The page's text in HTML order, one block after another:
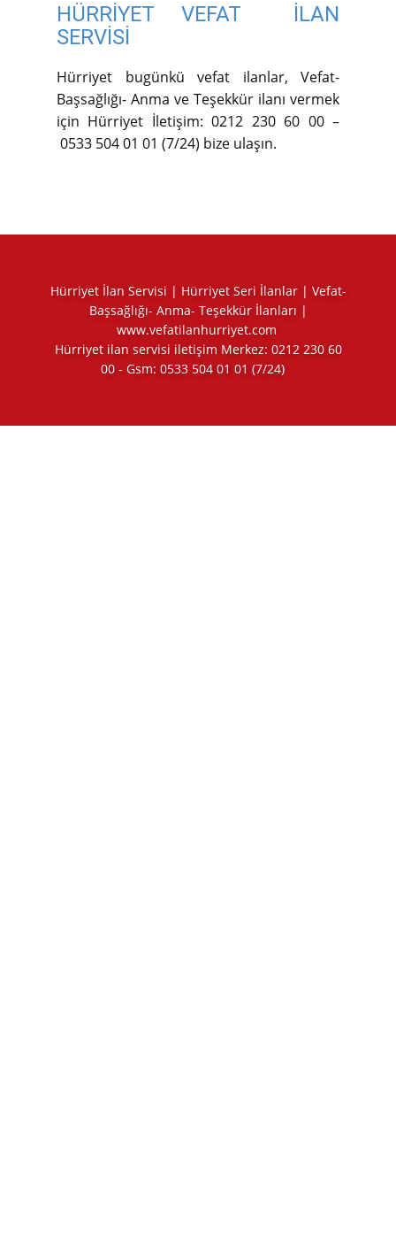
HÜRRİYET VEFAT İLAN
SERVİSİ
Hürriyet bugünkü vefat ilanlar, Vefat-
Başsağlığı- Anma ve Teşekkür ilanı vermek
için Hürriyet İletişim: 0212 230 60 00 –
0533 504 01 01 (7/24) bize ulaşın.
Hürriyet İlan Servisi | Hürriyet Seri İlanlar | Vefat-
Başsağlığı- Anma- Teşekkür İlanları |
www.vefatilanhurriyet.com
Hürriyet ilan servisi iletişim Merkez: 0212 230 60
00 - Gsm: 0533 504 01 01 (7/24)